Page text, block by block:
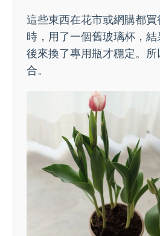
這些東西在花市或網購都
時，用了一個舊玻璃杯，結
後來換了專用瓶才穩定。
合。